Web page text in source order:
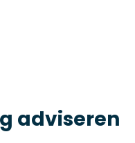
adviseren